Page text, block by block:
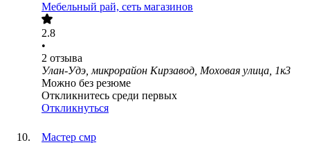
Мебельный рай, сеть магазинов
2.8
•
2 отзыва
Улан-Удэ, микрорайон Кирзавод, Моховая улица, 1к3
Можно без резюме
Откликнитесь среди первых
Откликнуться
Мастер смр